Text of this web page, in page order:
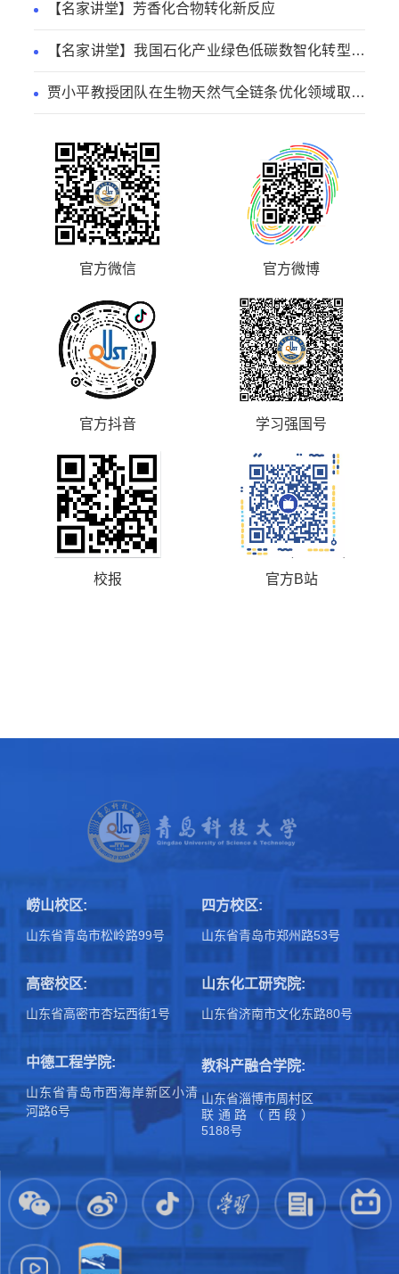
【名家讲堂】芳香化合物转化新反应
【名家讲堂】我国石化产业绿色低碳数智化转型路
贾小平教授团队在生物天然气全链条优化领域取得
官方微信 官方微博
官方抖音 学习强国号
校报 官方B站
崂山校区:
山东省青岛市松岭路99号
四方校区:
山东省青岛市郑州路53号
高密校区:
山东省高密市杏坛西街1号
山东化工研究院:
山东省济南市文化东路80号
中德工程学院:
山东省青岛市西海岸新区小清
河路6号
教科产融合学院:
山东省淄博市周村区
联通路（西段）
5188号